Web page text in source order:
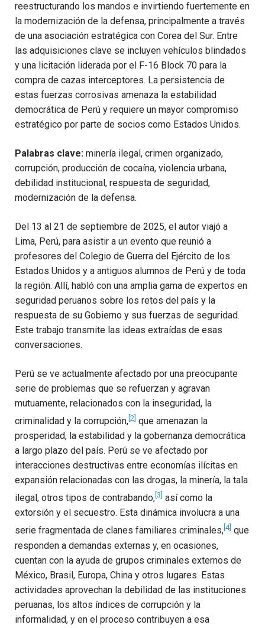
reestructurando los mandos e invirtiendo fuertemente en
la modernización de la defensa, principalmente a través
de una asociación estratégica con Corea del Sur. Entre
las adquisiciones clave se incluyen vehículos blindados
y una licitación liderada por el F-16 Block 70 para la
compra de cazas interceptores. La persistencia de
estas fuerzas corrosivas amenaza la estabilidad
democrática de Perú y requiere un mayor compromiso
estratégico por parte de socios como Estados Unidos.
Palabras clave: minería ilegal, crimen organizado,
corrupción, producción de cocaína, violencia urbana,
debilidad institucional, respuesta de seguridad,
modernización de la defensa.
Del 13 al 21 de septiembre de 2025, el autor viajó a
Lima, Perú, para asistir a un evento que reunió a
profesores del Colegio de Guerra del Ejército de los
Estados Unidos y a antiguos alumnos de Perú y de toda
la región. Allí, habló con una amplia gama de expertos en
seguridad peruanos sobre los retos del país y la
respuesta de su Gobierno y sus fuerzas de seguridad.
Este trabajo transmite las ideas extraídas de esas
conversaciones.
Perú se ve actualmente afectado por una preocupante
serie de problemas que se refuerzan y agravan
mutuamente, relacionados con la inseguridad, la
criminalidad y la corrupción,[2] que amenazan la
prosperidad, la estabilidad y la gobernanza democrática
a largo plazo del país. Perú se ve afectado por
interacciones destructivas entre economías ilícitas en
expansión relacionadas con las drogas, la minería, la tala
ilegal, otros tipos de contrabando, [3] así como la
extorsión y el secuestro. Esta dinámica involucra a una
serie fragmentada de clanes familiares criminales, [4] que
responden a demandas externas y, en ocasiones,
cuentan con la ayuda de grupos criminales externos de
México, Brasil, Europa, China y otros lugares. Estas
actividades aprovechan la debilidad de las instituciones
peruanas, los altos índices de corrupción y la
informalidad, y en el proceso contribuyen a esa